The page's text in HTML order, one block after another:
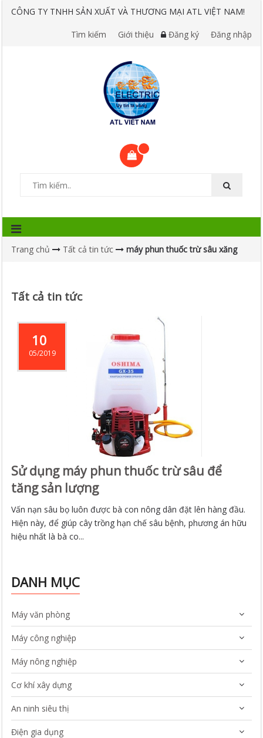
CÔNG TY TNHH SẢN XUẤT VÀ THƯƠNG MẠI ATL VIỆT NAM!
Tìm kiếm Giới thiệu Đăng ký Đăng nhập
Trang chủ Tất cả tin tức máy phun thuốc trừ sâu xăng
Tất cả tin tức
10
05/2019
Sử dụng máy phun thuốc trừ sâu để
tăng sản lượng
Vấn nạn sâu bọ luôn được bà con nông dân đặt lên hàng đầu.
Hiện này, để giúp cây trồng hạn chế sâu bệnh, phương án hữu
hiệu nhất là bà co...
DANH MỤC
Máy văn phòng
Máy công nghiệp
Máy nông nghiệp
Cơ khí xây dựng
An ninh siêu thị
Điện gia dụng